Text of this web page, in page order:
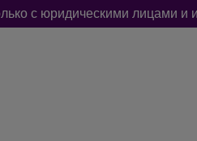
с юридическими лицами